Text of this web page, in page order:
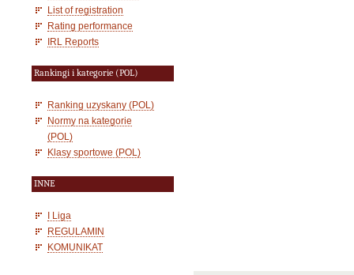
List of registration
Rating performance
IRL Reports
Rankingi i kategorie (POL)
Ranking uzyskany (POL)
Normy na kategorie
(POL)
Klasy sportowe (POL)
INNE
I Liga
REGULAMIN
KOMUNIKAT